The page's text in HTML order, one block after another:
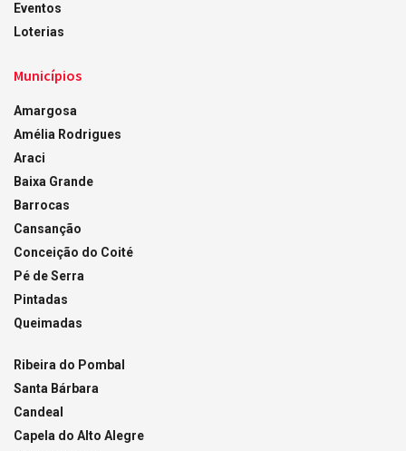
Eventos
Loterias
Municípios
Amargosa
Amélia Rodrigues
Araci
Baixa Grande
Barrocas
Cansanção
Conceição do Coité
Pé de Serra
Pintadas
Queimadas
Ribeira do Pombal
Santa Bárbara
Candeal
Capela do Alto Alegre